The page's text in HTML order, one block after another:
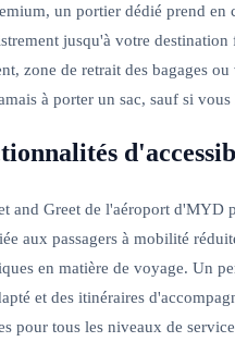
un portier dédié prend en
jusqu'à votre destination
zone de retrait des bagages
à porter un sac, sauf si vous
and Greet de l'aéroport d'MYD
aux passagers à mobilité
en matière de voyage. Un
et des itinéraires
pour tous les niveaux de